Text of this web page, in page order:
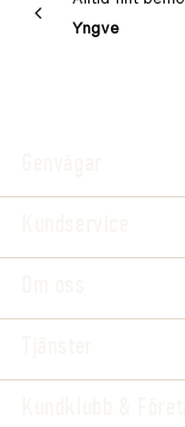
Yngve